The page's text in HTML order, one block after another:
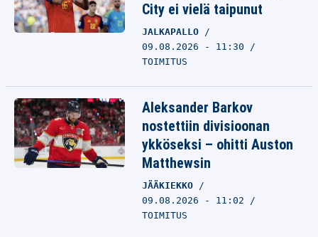
City ei vielä taipunut
JALKAPALLO
09.08.2026 - 11:30
TOIMITUS
Aleksander Barkov
nostettiin divisioonan
ykköseksi – ohitti Auston
Matthewsin
JÄÄKIEKKO
09.08.2026 - 11:02
TOIMITUS